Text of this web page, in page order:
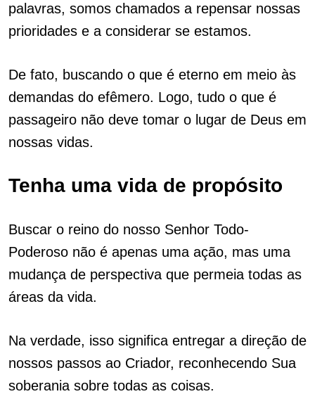
palavras, somos chamados a repensar nossas
prioridades e a considerar se estamos.
De fato, buscando o que é eterno em meio às
demandas do efêmero. Logo, tudo o que é
passageiro não deve tomar o lugar de Deus em
nossas vidas.
Tenha uma vida de propósito
Buscar o reino do nosso Senhor Todo-
Poderoso não é apenas uma ação, mas uma
mudança de perspectiva que permeia todas as
áreas da vida.
Na verdade, isso significa entregar a direção de
nossos passos ao Criador, reconhecendo Sua
soberania sobre todas as coisas.